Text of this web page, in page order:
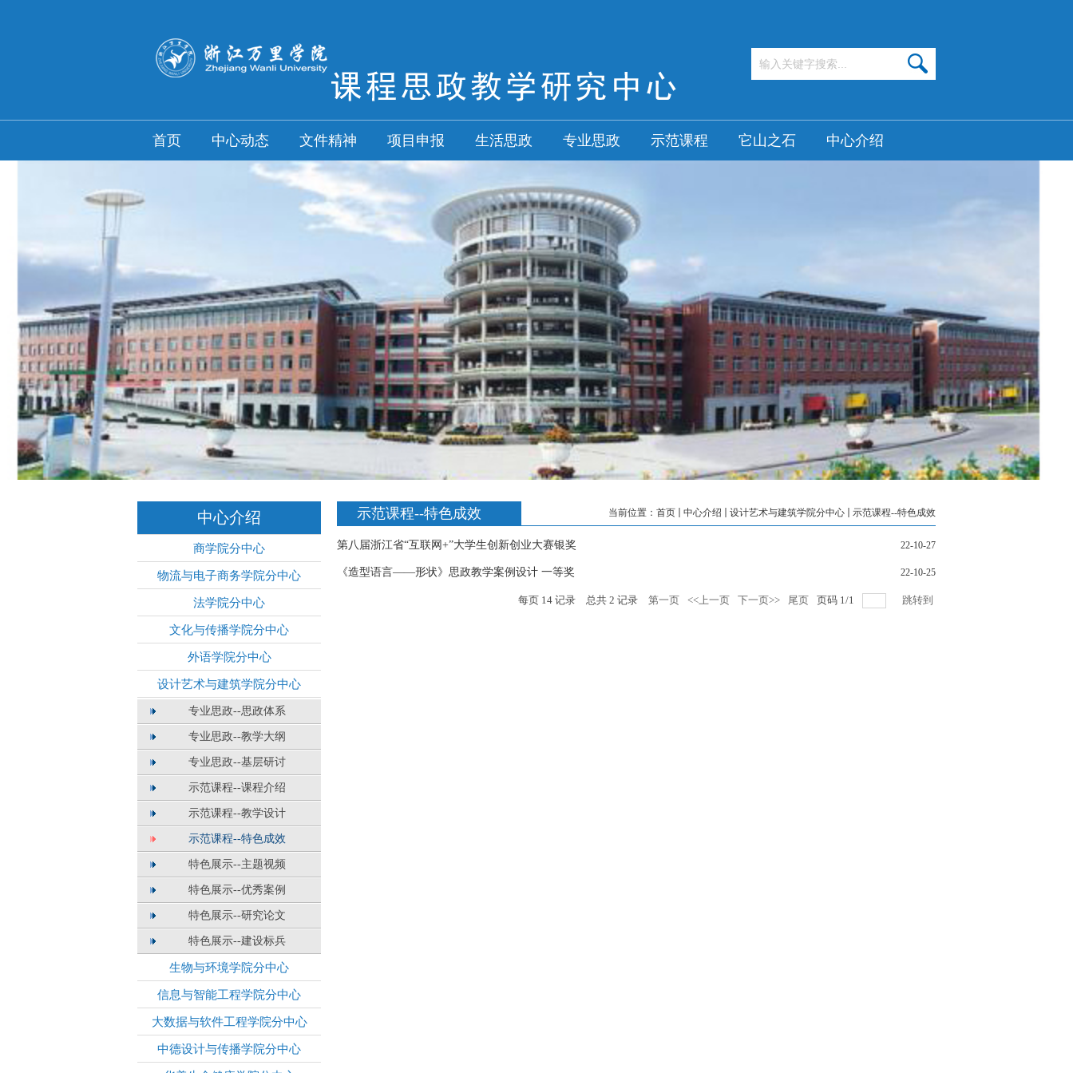
首页 中心动态 文件精神 项目申报 生活思政 专业思政 示范课程 它山之石 中心介绍
中心介绍
商学院分中心
物流与电子商务学院分中心
法学院分中心
文化与传播学院分中心
外语学院分中心
设计艺术与建筑学院分中心
专业思政--思政体系
专业思政--教学大纲
专业思政--基层研讨
示范课程--课程介绍
示范课程--教学设计
示范课程--特色成效
特色展示--主题视频
特色展示--优秀案例
特色展示--研究论文
特色展示--建设标兵
生物与环境学院分中心
信息与智能工程学院分中心
大数据与软件工程学院分中心
中德设计与传播学院分中心
示范课程--特色成效 当前位置： 首页 中心介绍 设计艺术与建筑学院分中心 示范课程--特色成效
第八届浙江省“互联网+”大学生创新创业大赛银奖 22-10-27
《造型语言——形状》思政教学案例设计 一等奖 22-10-25
每页 14 记录 总共 2 记录 第一页 <<上一页 下一页>> 尾页 页码 1/1 跳转到